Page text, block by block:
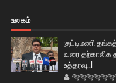
உலகம்
குட்டிமணி
வரை தற்காலிக
உத்தரவு..!